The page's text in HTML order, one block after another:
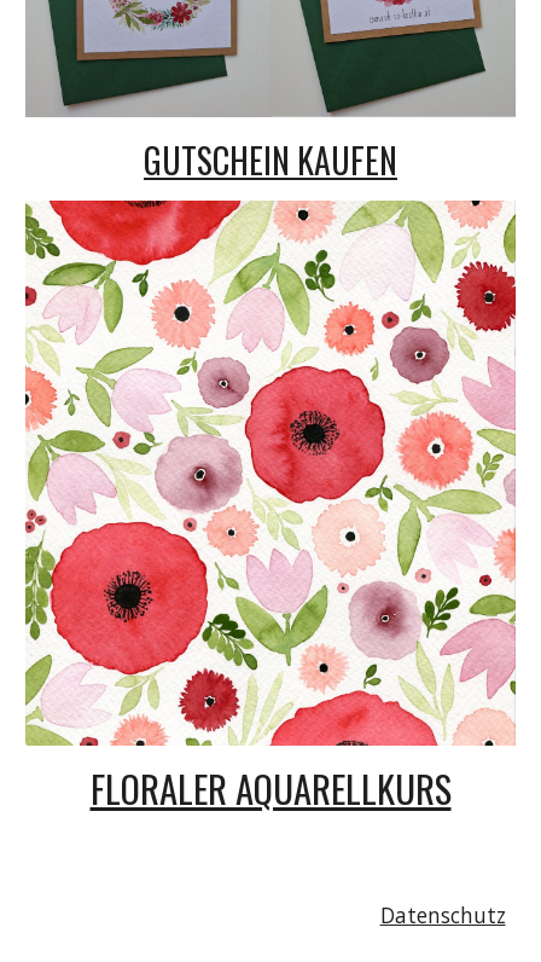
GUTSCHEIN KAUFEN
FLORALER AQUARELLKURS
Datenschutz